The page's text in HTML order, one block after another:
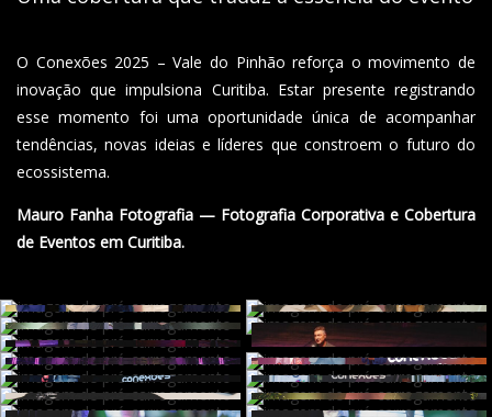
O Conexões 2025 – Vale do Pinhão reforça o movimento de
inovação que impulsiona Curitiba. Estar presente registrando
esse momento foi uma oportunidade única de acompanhar
tendências, novas ideias e líderes que constroem o futuro do
ecossistema.
Mauro Fanha Fotografia — Fotografia Corporativa e Cobertura
de Eventos em Curitiba.